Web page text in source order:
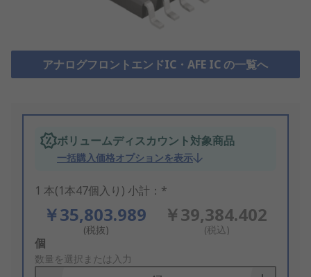
アナログフロントエンドIC・AFE IC の一覧へ
ボリュームディスカウント対象商品
一括購入価格オプションを表示
1 本(1本47個入り) 小計：*
￥35,803.989
(税抜)
￥39,384.402
(税込)
Add
to
個
数量を選択または入力